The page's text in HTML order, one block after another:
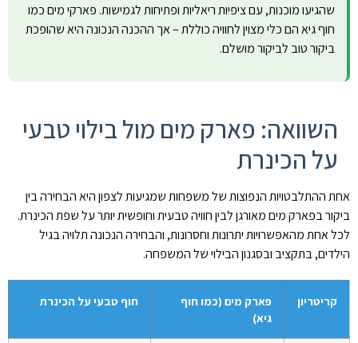
שהגיעו מוכנות, עם ציפיות ריאליות ופתיחות לגמישות. פארקי מים כמו
חוף גיא הם כלי מצוין לחוויה כוללת – אך ההכנה הנכונה היא שהופכת
ביקור טוב לביקור מושלם.
השוואה: פארק מים מול בילוי טבעי
על הכינרת
אחת ההתלבטויות הנפוצות של משפחות שמגיעות לצפון היא הבחירה בין
ביקור בפארק מים מאורגן לבין חוויה טבעית וחופשית יותר על שפת הכינרת.
לכל אחת מהאפשרויות יתרונות וחסרונות, והבחירה הנכונה תלויה בגיל
הילדים, בתקציב ובסגנון הבילוי של המשפחה.
קריטריון
פארק מים (כמו חוף
גיא)
חוף טבעי על הכינרת